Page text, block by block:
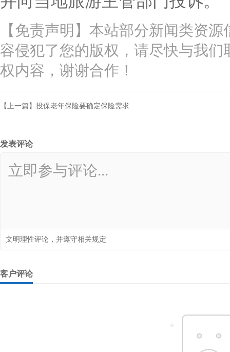
【免责声明】本站部分新闻类资
容侵犯了您的版权，请尽快与我
权内容，谢谢合作！
【上一篇】投保老年保险要确定保险需求
发表评论
文明理性评论，并遵守相关规定
客户评论